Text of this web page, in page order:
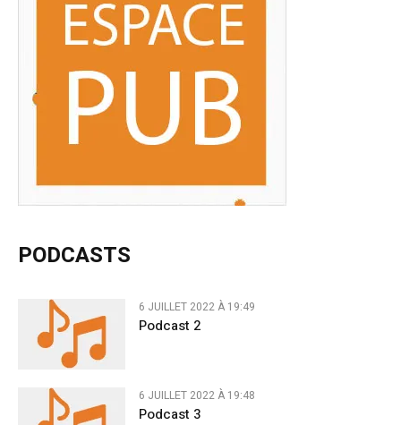
PODCASTS
6 JUILLET 2022 À 19:49
Podcast 2
6 JUILLET 2022 À 19:48
Podcast 3